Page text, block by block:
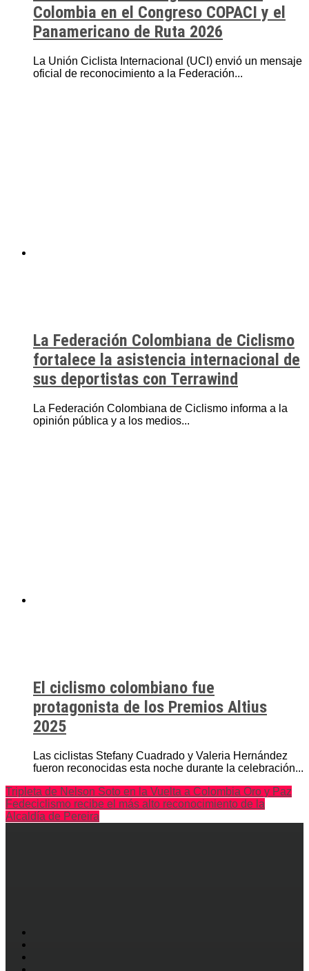
Colombia en el Congreso COPACI y el
Panamericano de Ruta 2026
La Unión Ciclista Internacional (UCI) envió un mensaje
oficial de reconocimiento a la Federación...
La Federación Colombiana de Ciclismo
fortalece la asistencia internacional de
sus deportistas con Terrawind
La Federación Colombiana de Ciclismo informa a la
opinión pública y a los medios...
El ciclismo colombiano fue
protagonista de los Premios Altius
2025
Las ciclistas Stefany Cuadrado y Valeria Hernández
fueron reconocidas esta noche durante la celebración...
Tripleta de Nelson Soto en la Vuelta a Colombia Oro y Paz
Fedeciclismo recibe el más alto reconocimiento de la
Alcaldía de Pereira